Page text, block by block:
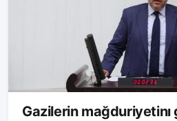
Gazilerin mağduriyetinı